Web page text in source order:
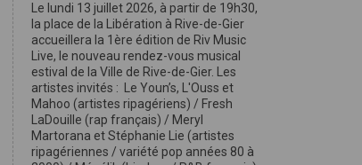
Le lundi 13 juillet 2026, à partir de 19h30,
la place de la Libération à Rive-de-Gier
accueillera la 1ère édition de Riv Music
Live, le nouveau rendez-vous musical
estival de la Ville de Rive-de-Gier. Les
artistes invités : Le Youn’s, L'Ouss et
Mahoo (artistes ripagériens) / Fresh
LaDouille (rap français) / Meryl
Martorana et Stéphanie Lie (artistes
ripagériennes / variété pop années 80 à